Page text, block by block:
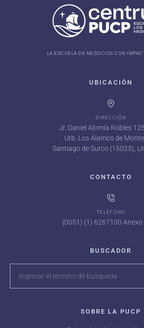
LA ESCUELA DE NEGOCIOS CON
UBICACIÓN
DIRECCIÓN
Jr. Daniel Alomía Robles
Urb. Los Álamos de
Santiago de Surco (15023),
CONTACTO
TELÉFONO
(0051) (1) 6267100 Anexo
BUSCADOR
SOBRE LA PUCP